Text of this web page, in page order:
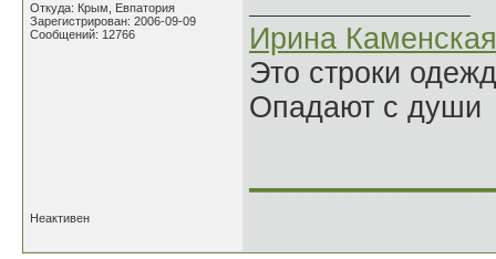
Откуда: Крым, Евпатория
Зарегистрирован: 2006-09-09
Сообщений: 12766
Ирина Каменская
Это строки
Опадают с души
Неактивен